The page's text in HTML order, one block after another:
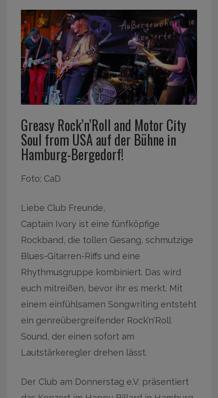
Greasy Rock’n’Roll and Motor City
Soul from USA auf der Bühne in
Hamburg-Bergedorf!
Foto: CaD
Liebe Club Freunde,
Captain Ivory ist eine fünfköpfige
Rockband, die tollen Gesang, schmutzige
Blues-Gitarren-Riffs und eine
Rhythmusgruppe kombiniert. Das wird
euch mitreißen, bevor ihr es merkt. Mit
einem einfühlsamen Songwriting entsteht
ein genreübergreifender Rock’n‘Roll
Sound, der einen sofort am
Lautstärkeregler drehen lässt.
Der Club am Donnerstag e.V. präsentiert